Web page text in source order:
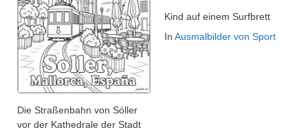
Die Straßenbahn von Sóller
vor der Kathedrale der Stadt
Kind auf einem Surfbrett
In Ausmalbilder von Sport